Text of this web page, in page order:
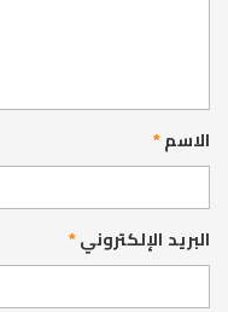
الاسم*
البريد الإلكتروني*